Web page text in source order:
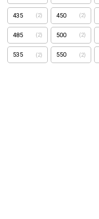
435 (2) 450 (2)
485 (2) 500 (2)
535 (2) 550 (2)